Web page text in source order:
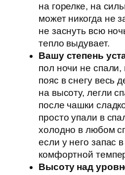
на горелке, на
может никогда не
не заснуть всю
тепло выдувает.
Вашу степень
пол ночи не
пояс в снегу весь
на высоту, легли
после чашки
просто упали в
холодно в любом
если у него запас
комфортной
Высоту над